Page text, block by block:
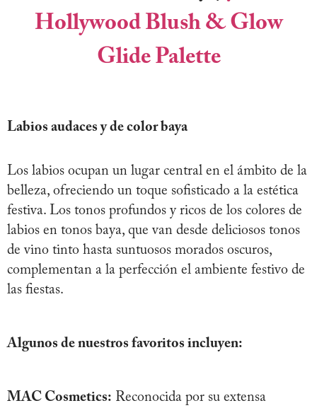
Hollywood Blush & Glow
Glide Palette
Labios audaces y de color baya
Los labios ocupan un lugar central en el ámbito de la
belleza, ofreciendo un toque sofisticado a la estética
festiva. Los tonos profundos y ricos de los colores de
labios en tonos baya, que van desde deliciosos tonos
de vino tinto hasta suntuosos morados oscuros,
complementan a la perfección el ambiente festivo de
las fiestas.
Algunos de nuestros favoritos incluyen:
MAC Cosmetics: Reconocida por su extensa